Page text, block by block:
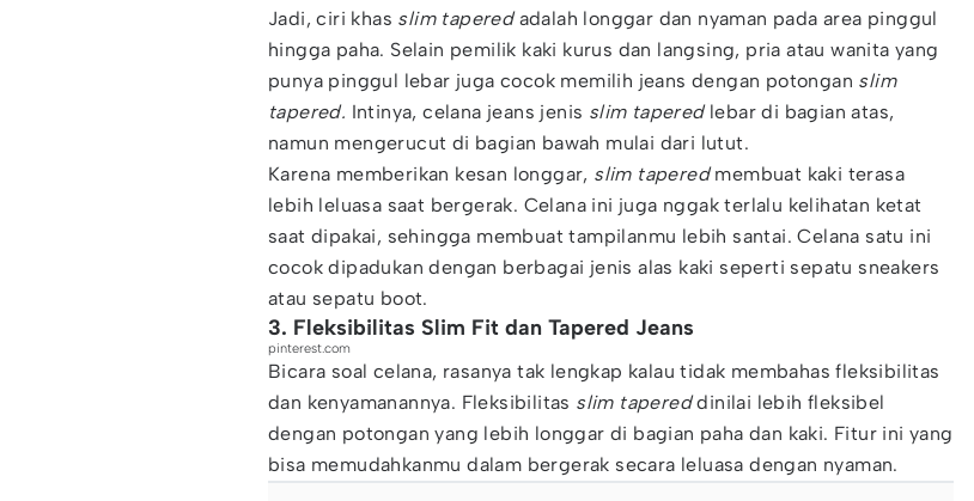
Jadi, ciri khas slim taperedadalah longgar dan nyaman pada area pinggul
hingga paha. Selain pemilik kaki kurus dan langsing, pria atau wanita yang
punya pinggul lebar juga cocok memilih jeans dengan potongan slim
tapered. Intinya, celana jeans jenis slim taperedlebar di bagian atas,
namun mengerucut di bagian bawah mulai dari lutut.
Karena memberikan kesan longgar, slim taperedmembuat kaki terasa
lebih leluasa saat bergerak. Celana ini juga nggak terlalu kelihatan ketat
saat dipakai, sehingga membuat tampilanmu lebih santai. Celana satu ini
cocok dipadukan dengan berbagai jenis alas kaki seperti sepatu sneakers
atau sepatu boot.
3. Fleksibilitas Slim Fit dan Tapered Jeans
pinterest.com
Bicara soal celana, rasanya tak lengkap kalau tidak membahas fleksibilitas
dan kenyamanannya. Fleksibilitas slim tapereddinilai lebih fleksibel
dengan potongan yang lebih longgar di bagian paha dan kaki. Fitur ini yang
bisa memudahkanmu dalam bergerak secara leluasa dengan nyaman.